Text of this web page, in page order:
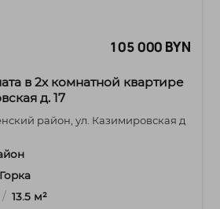
105 000 BYN
в 2х комнатной квартире
д. 17
район, ул. Казимировская д
/ 13.5 м²